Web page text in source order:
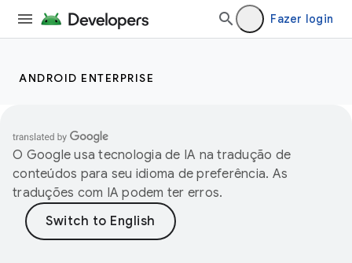
Fazer login
ANDROID ENTERPRISE
O Google usa tecnologia de IA na tradução de
conteúdos para seu idioma de preferência. As
traduções com IA podem ter erros.